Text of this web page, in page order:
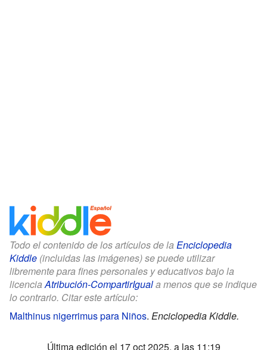
Todo el contenido de los artículos de la Enciclopedia
Kiddle (incluidas las imágenes) se puede utilizar
libremente para fines personales y educativos bajo la
licenciaAtribución-CompartirIguala menos que se indique
lo contrario. Citar este artículo:
Malthinus nigerrimus para Niños. Enciclopedia Kiddle.
Última edición el 17 oct 2025, a las 11:19